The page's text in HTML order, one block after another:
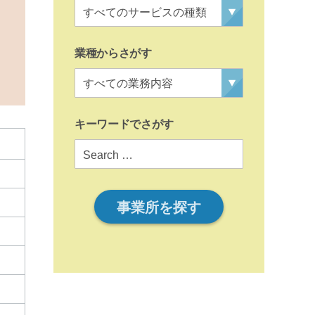
業種からさがす
キーワードでさがす